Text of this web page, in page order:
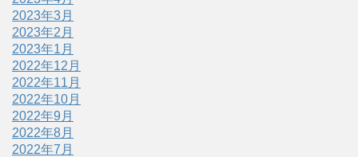
2023年3月
2023年2月
2023年1月
2022年12月
2022年11月
2022年10月
2022年9月
2022年8月
2022年7月